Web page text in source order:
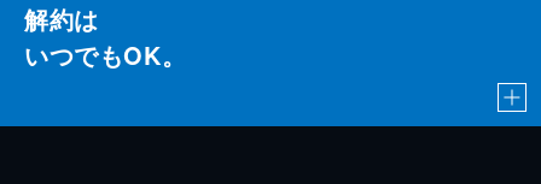
解約は
いつでもOK。